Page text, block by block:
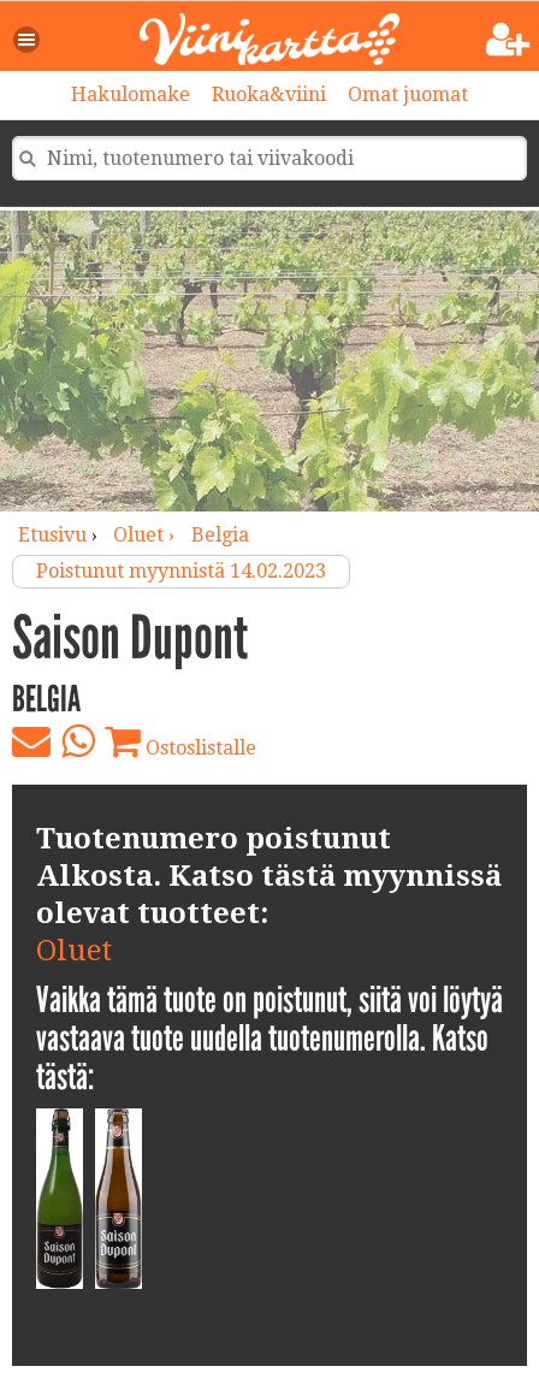
Hakulomake Ruoka&viini Omat juomat
Etusivu› Oluet ›
Belgia
Poistunut myynnistä 14.02.2023
Saison Dupont
BELGIA
Ostoslistalle
Tuotenumero poistunut
Alkosta. Katso tästä myynnissä
olevat tuotteet:
Oluet
Vaikka tämä tuote on poistunut, siitä voi löytyä
vastaava tuote uudella tuotenumerolla. Katso
tästä: